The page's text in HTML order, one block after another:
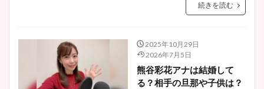
続きを読む
2025年10月29日
2026年7月5日
熊谷彩花アナは結婚して
る？相手の旦那や子供は？